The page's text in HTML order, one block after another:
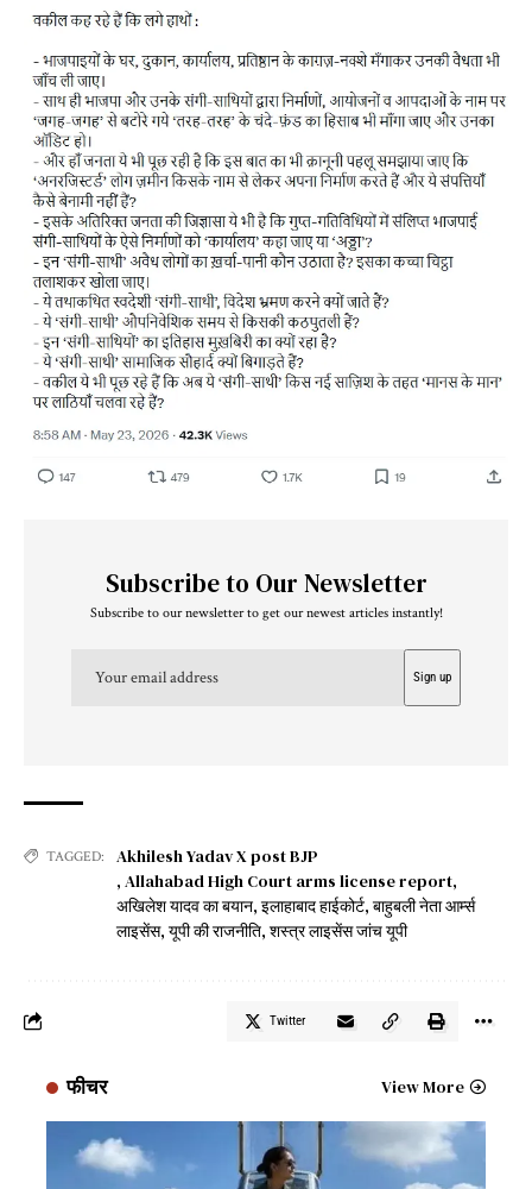
Subscribe to Our Newsletter
Subscribe to our newsletter to get our newest articles instantly!
TAGGED:
Akhilesh Yadav X post BJP
, Allahabad High Court arms license report,
अखिलेश यादव का बयान, इलाहाबाद हाईकोर्ट, बाहुबली नेता आर्म्स
लाइसेंस, यूपी की राजनीति, शस्त्र लाइसेंस जांच यूपी
Twitter
फीचर View More